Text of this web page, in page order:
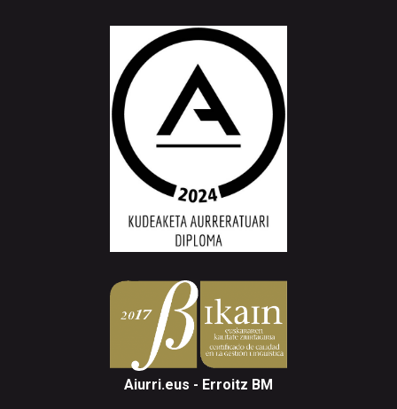
Aiurri.eus - Erroitz BM